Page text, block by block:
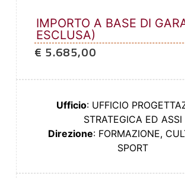
IMPORTO A BASE DI
ESCLUSA)
€ 5.685,00
Ufficio: UFFICIO
STRATEGICA ED ASSI
Direzione: FORMAZIONE,
SPORT